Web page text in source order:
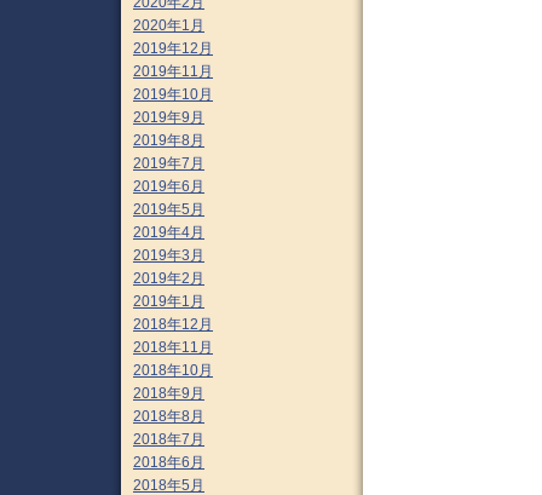
2020年1月
2019年12月
2019年11月
2019年10月
2019年9月
2019年8月
2019年7月
2019年6月
2019年5月
2019年4月
2019年3月
2019年2月
2019年1月
2018年12月
2018年11月
2018年10月
2018年9月
2018年8月
2018年7月
2018年6月
2018年5月